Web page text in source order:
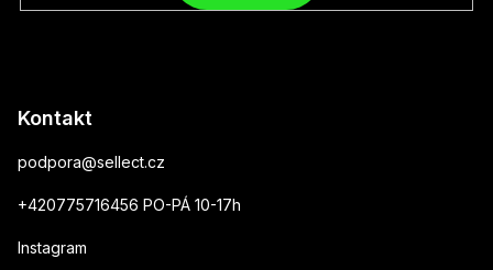
Kontakt
podpora@sellect.cz
+420775716456 PO-PÁ 10-17h
Instagram